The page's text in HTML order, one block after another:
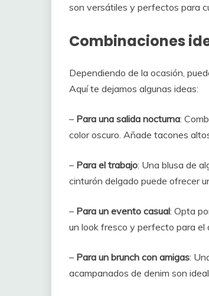
son versátiles y perfectos para
Combinaciones
Dependiendo de la ocasión,
Aquí te dejamos algunas ideas:
– Para una salida nocturna:
color oscuro. Añade tacones
– Para el trabajo: Una blusa de
cinturón delgado puede ofrecer
– Para un evento casual: Opta
un look fresco y perfecto para el
– Para un brunch con amigas:
acampanados de denim son